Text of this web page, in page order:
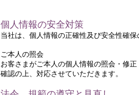
個人情報の安全対策
当社は、個人情報の正確性及び安全性確
ご本人の照会
お客さまがご本人の個人情報の照会・修
確認の上、対応させていただきます。